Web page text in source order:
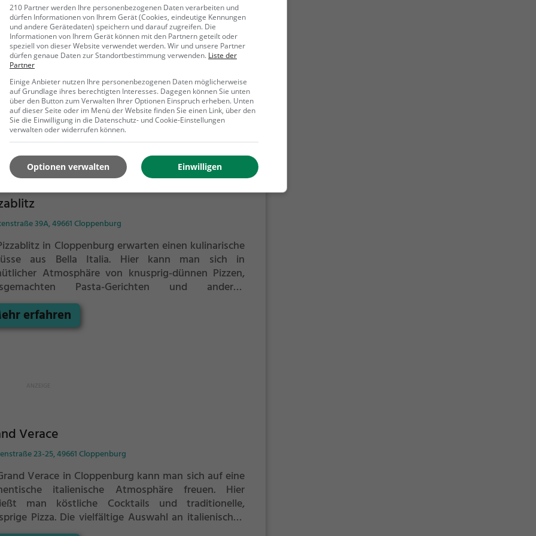
Istanbul
30, 49661 Cloppenburg
Pizzeria Istanbul in Cloppenburg kann man sich auf
kulinarische Reise begeben. Das gemütliche
bietet eine vielfältige Auswahl an Speisen,
köstliche Döner Kebab, knusprige Pizza,
Spezialitäten und Halal-Gerichte. Ob allein,
Freunden oder der Familie, hier findet man für jeden
etwas Passendes. Das freundliche Personal
das angenehme Ambiente sorgen für ein rundum
gastronomisches Erlebnis. Also, tauche ein in
Atmosphäre der Pizzeria Istanbul und
dich von den leckeren Speisen und Getränken
Mehr erfahren
39A, 49661 Cloppenburg
in Cloppenburg erwarten einen kulinarische
aus Bella Italia. Hier kann man sich in
Atmosphäre von knusprig-dünnen Pizzen,
Pasta-Gerichten und anderen
Köstlichkeiten verwöhnen lassen. Die
an Getränken und Speisen lässt keine Wünsche
und sorgt für ein einzigartiges Geschmackserlebnis.
erfahren
Verace
23-25, 49661 Cloppenburg
Verace in Cloppenburg kann man sich auf eine
italienische Atmosphäre freuen. Hier
man köstliche Cocktails und traditionelle,
Pizza. Die vielfältige Auswahl an italienischen
lässt keine Wünsche offen und auch für Gäste,
210 Partner werden Ihre personenbezogenen Daten verarbeiten und
dürfen Informationen von Ihrem Gerät (Cookies, eindeutige Kennungen
und andere Gerätedaten) speichern und darauf zugreifen. Die
Informationen von Ihrem Gerät können mit den Partnern geteilt oder
speziell von dieser Website verwendet werden. Wir und unsere Partner
dürfen genaue Daten zur Standortbestimmung verwenden. Liste der
Partner
Einige Anbieter nutzen Ihre personenbezogenen Daten möglicherweise
auf Grundlage ihres berechtigten Interesses. Dagegen können Sie unten
über den Button zum Verwalten Ihrer Optionen Einspruch erheben. Unten
auf dieser Seite oder im Menü der Website finden Sie einen Link, über den
Sie die Einwilligung in die Datenschutz- und Cookie-Einstellungen
verwalten oder widerrufen können.
Einwilligen
Optionen verwalten